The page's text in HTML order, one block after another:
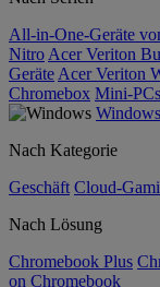
All-in-One-Geräte
Nitro Acer Veriton
Geräte Acer Veriton
Chromebox Mini-PCs
Windows
Nach Kategorie
Geschäft Cloud-
Nach Lösung
Chromebook Plus
on Chromebook